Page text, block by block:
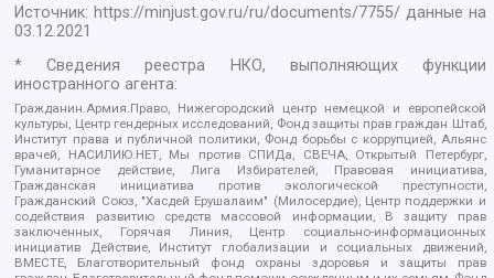
Источник: https://minjust.gov.ru/ru/documents/7755/ данные на
03.12.2021
* Сведения реестра НКО, выполняющих функции
иностранного агента:
Гражданин.Армия.Право, Нижегородский центр немецкой и европейской
культуры, Центр гендерных исследований, Фонд защиты прав граждан Штаб,
Институт права и публичной политики, Фонд борьбы с коррупцией, Альянс
врачей, НАСИЛИЮ.НЕТ, Мы против СПИДа, СВЕЧА, Открытый Петербург,
Гуманитарное действие, Лига Избирателей, Правовая инициатива,
Гражданская инициатива против экологической преступности,
Гражданский Союз, "Хасдей Ерушалаим" (Милосердие), Центр поддержки и
содействия развитию средств массовой информации, В защиту прав
заключенных, Горячая Линия, Центр социально-информационных
инициатив Действие, Институт глобализации и социальных движений,
ВМЕСТЕ, Благотворительный фонд охраны здоровья и защиты прав